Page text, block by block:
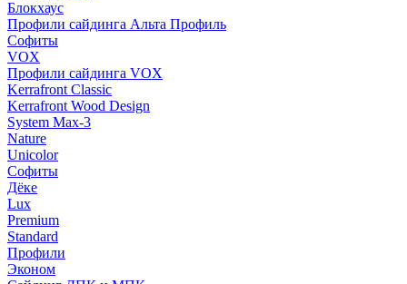
Блокхаус
Профили сайдинга Альта Профиль
Софиты
VOX
Профили сайдинга VOX
Kerrafront Classic
Kerrafront Wood Design
System Max-3
Nature
Unicolor
Софиты
Дёке
Lux
Premium
Standard
Профили
Эконом